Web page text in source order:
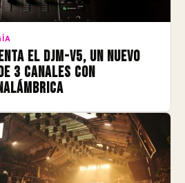
el DJM-V5, un nuevo
3 canales con